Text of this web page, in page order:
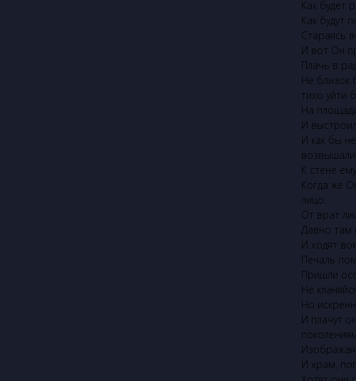
Как будет
Как будут
Стараясь
И вот Он
Плачь в
Не близок
тихо уйти
На
И
И как бы
К стене
Когда же
лицо.
От врат
Давно там
И ходят
Печаль
Пришли
Не
Но
И плачут
И храм,